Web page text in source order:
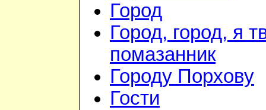
Город
Город, город, я
помазанник
Городу Порхову
Гости